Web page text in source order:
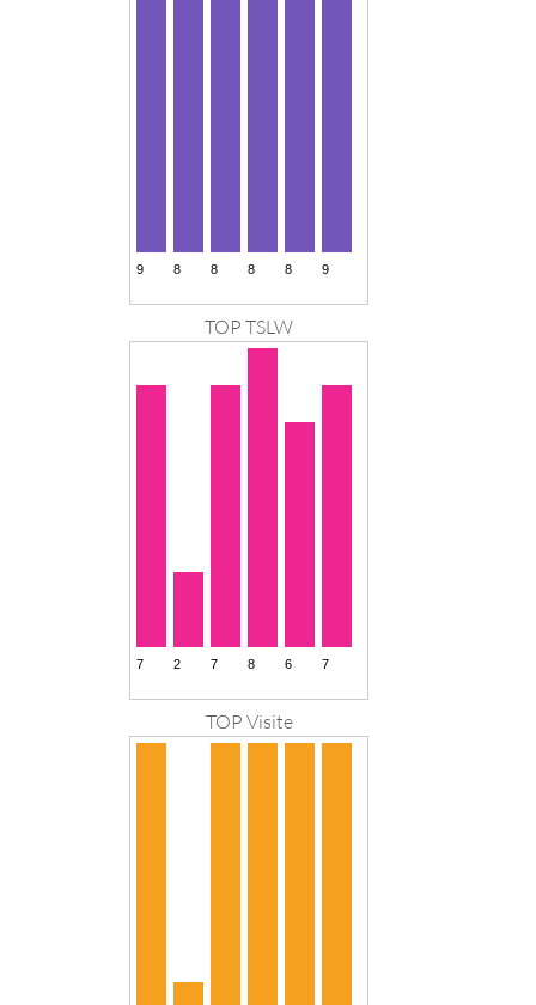
TOP TSLW
TOP Visite